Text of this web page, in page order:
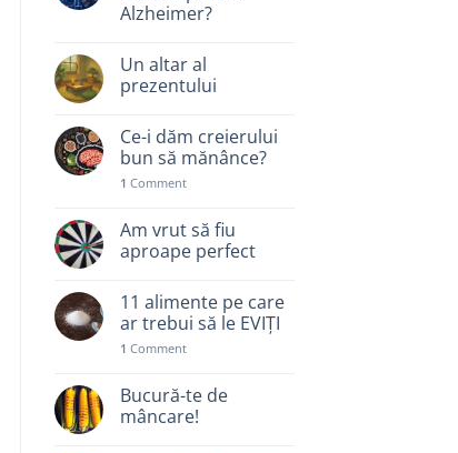
Alzheimer?
Un altar al
prezentului
Ce-i dăm creierului
bun să mănânce?
1 Comment
Am vrut să fiu
aproape perfect
11 alimente pe care
ar trebui să le EVIȚI
1 Comment
Bucură-te de
mâncare!